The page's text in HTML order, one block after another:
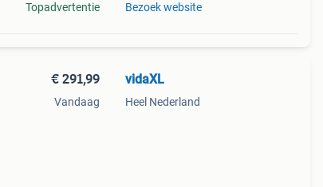
Topadvertentie Bezoek website
€ 291,99
Vandaag
vidaXL
Heel Nederland